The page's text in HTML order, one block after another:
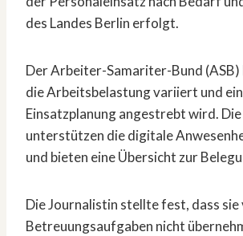
des Landes Berlin erfolgt.
Der Arbeiter-Samariter-Bund
die Arbeitsbelastung variiert und
Einsatzplanung angestrebt wird.
unterstützen die digitale
und bieten eine Übersicht zur
Die Journalistin stellte fest, dass sie
Betreuungsaufgaben nicht